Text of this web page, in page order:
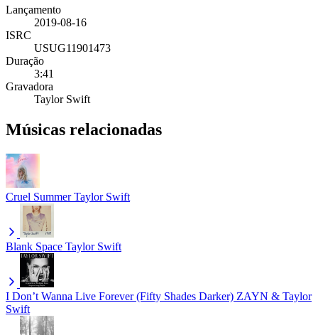
Lançamento
2019-08-16
ISRC
USUG11901473
Duração
3:41
Gravadora
Taylor Swift
Músicas relacionadas
Cruel Summer Taylor Swift
Blank Space Taylor Swift
I Don’t Wanna Live Forever (Fifty Shades Darker) ZAYN & Taylor
Swift